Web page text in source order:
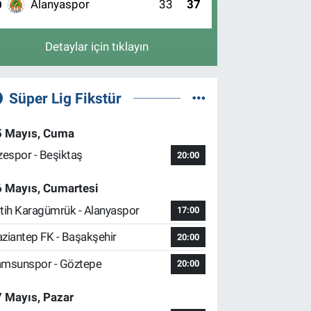
Alanyaspor 33 37
Detaylar için tıklayın
Süper Lig Fikstür
Mayıs, Cuma
- Beşiktaş
20:00
Mayıs, Cumartesi
Karagümrük - Alanyaspor
17:00
FK - Başakşehir 20:00
- Göztepe 20:00
Mayıs, Pazar